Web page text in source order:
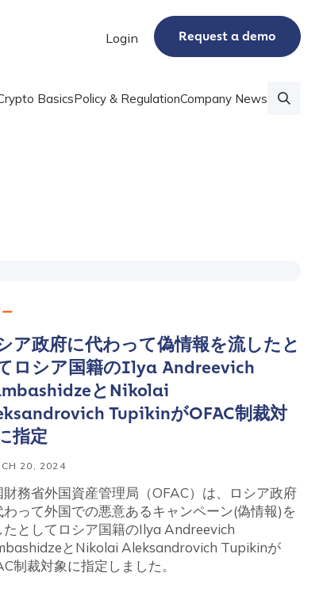
Login Request a demo
BasicsPolicy & RegulationCompany News
ア政府に代わって偽情報を流したと
ロシア国籍のIlya Andreevich
とNikolai
TupikinがOFAC制裁対
指定
20, 2024
財務省外国資産管理局（OFAC）は、ロシア政府
わって外国での悪意あるキャンペーン(偽情報)を
たとしてロシア国籍のIlya Andreevich
とNikolai Aleksandrovich Tupikinが
制裁対象に指定しました。